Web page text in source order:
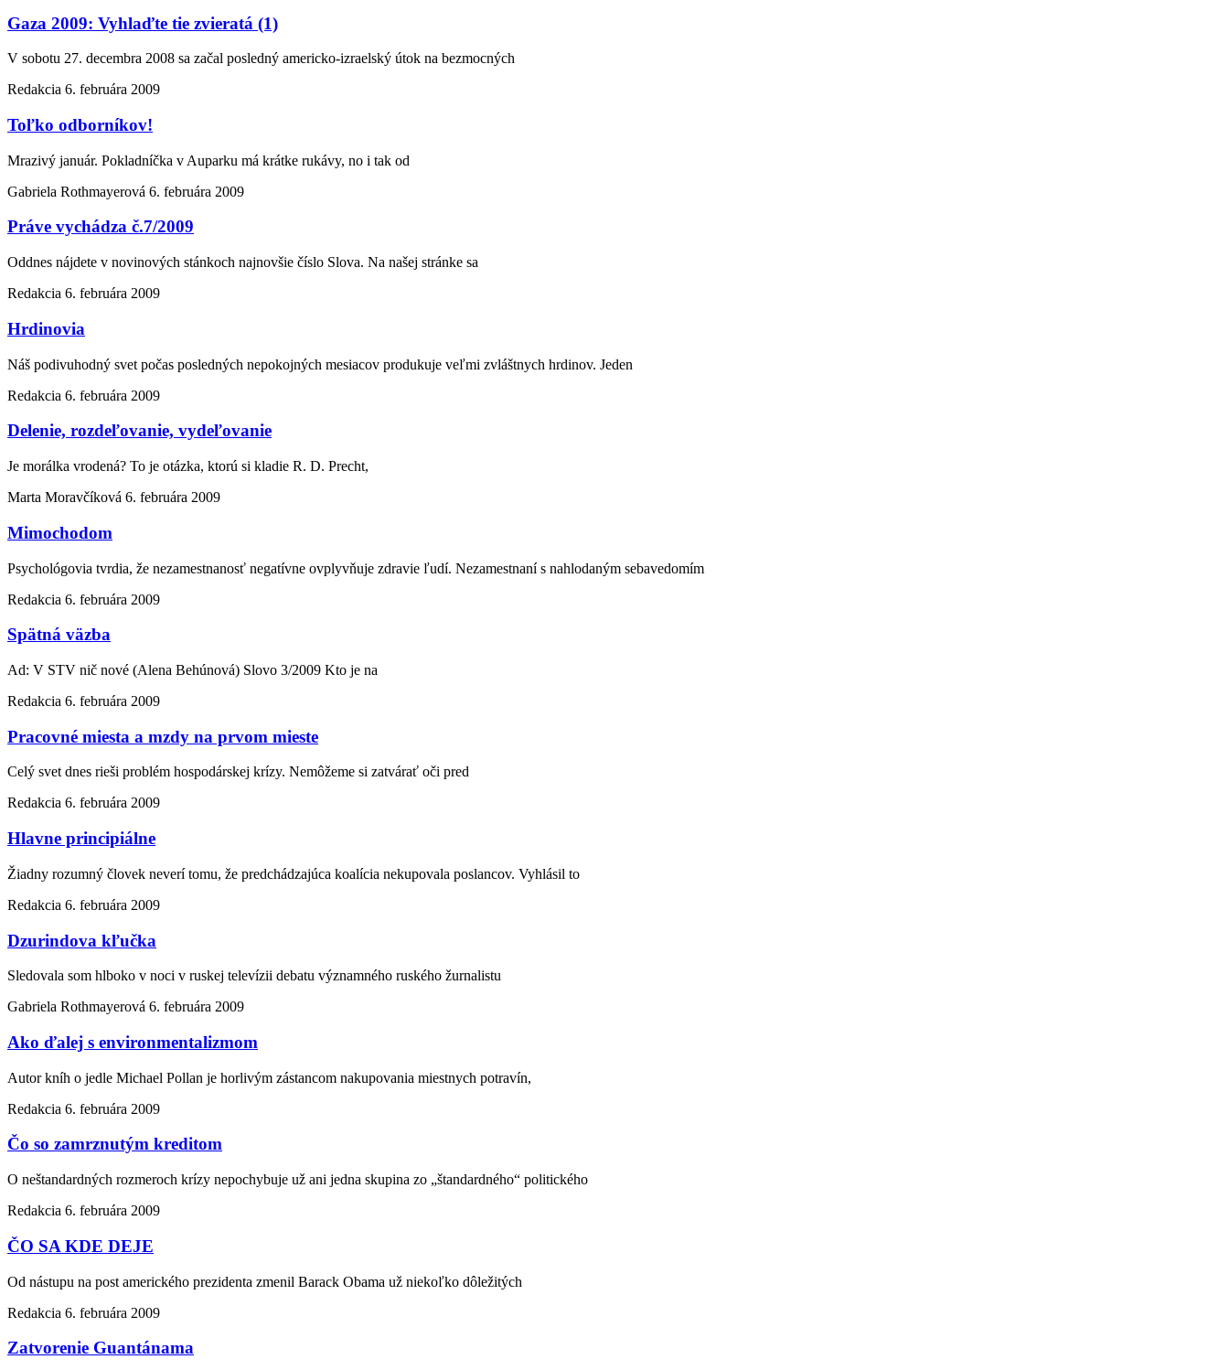
Gaza 2009: Vyhlaďte tie zvieratá (1)
V sobotu 27. decembra 2008 sa začal posledný americko-izraelský útok na bezmocných
Redakcia 6. februára 2009
Toľko odborníkov!
Mrazivý január. Pokladníčka v Auparku má krátke rukávy, no i tak od
Gabriela Rothmayerová 6. februára 2009
Práve vychádza č.7/2009
Oddnes nájdete v novinových stánkoch najnovšie číslo Slova. Na našej stránke sa
Redakcia 6. februára 2009
Hrdinovia
Náš podivuhodný svet počas posledných nepokojných mesiacov produkuje veľmi zvláštnych hrdinov. Jeden
Redakcia 6. februára 2009
Delenie, rozdeľovanie, vydeľovanie
Je morálka vrodená? To je otázka, ktorú si kladie R. D. Precht,
Marta Moravčíková 6. februára 2009
Mimochodom
Psychológovia tvrdia, že nezamestnanosť negatívne ovplyvňuje zdravie ľudí. Nezamestnaní s nahlodaným sebavedomím
Redakcia 6. februára 2009
Spätná väzba
Ad: V STV nič nové (Alena Behúnová) Slovo 3/2009 Kto je na
Redakcia 6. februára 2009
Pracovné miesta a mzdy na prvom mieste
Celý svet dnes rieši problém hospodárskej krízy. Nemôžeme si zatvárať oči pred
Redakcia 6. februára 2009
Hlavne principiálne
Žiadny rozumný človek neverí tomu, že predchádzajúca koalícia nekupovala poslancov. Vyhlásil to
Redakcia 6. februára 2009
Dzurindova kľučka
Sledovala som hlboko v noci v ruskej televízii debatu významného ruského žurnalistu
Gabriela Rothmayerová 6. februára 2009
Ako ďalej s environmentalizmom
Autor kníh o jedle Michael Pollan je horlivým zástancom nakupovania miestnych potravín,
Redakcia 6. februára 2009
Čo so zamrznutým kreditom
O neštandardných rozmeroch krízy nepochybuje už ani jedna skupina zo „štandardného“ politického
Redakcia 6. februára 2009
ČO SA KDE DEJE
Od nástupu na post amerického prezidenta zmenil Barack Obama už niekoľko dôležitých
Redakcia 6. februára 2009
Zatvorenie Guantánama